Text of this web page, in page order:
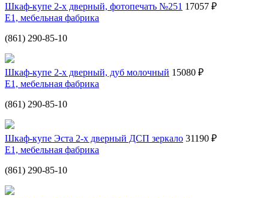
Шкаф-купе 2-х дверный, фотопечать №251 17057 ₽
Е1, мебельная фабрика
(861) 290-85-10
Шкаф-купе 2-х дверный, дуб молочный 15080 ₽
Е1, мебельная фабрика
(861) 290-85-10
Шкаф-купе Эста 2-х дверный ДСП зеркало 31190 ₽
Е1, мебельная фабрика
(861) 290-85-10